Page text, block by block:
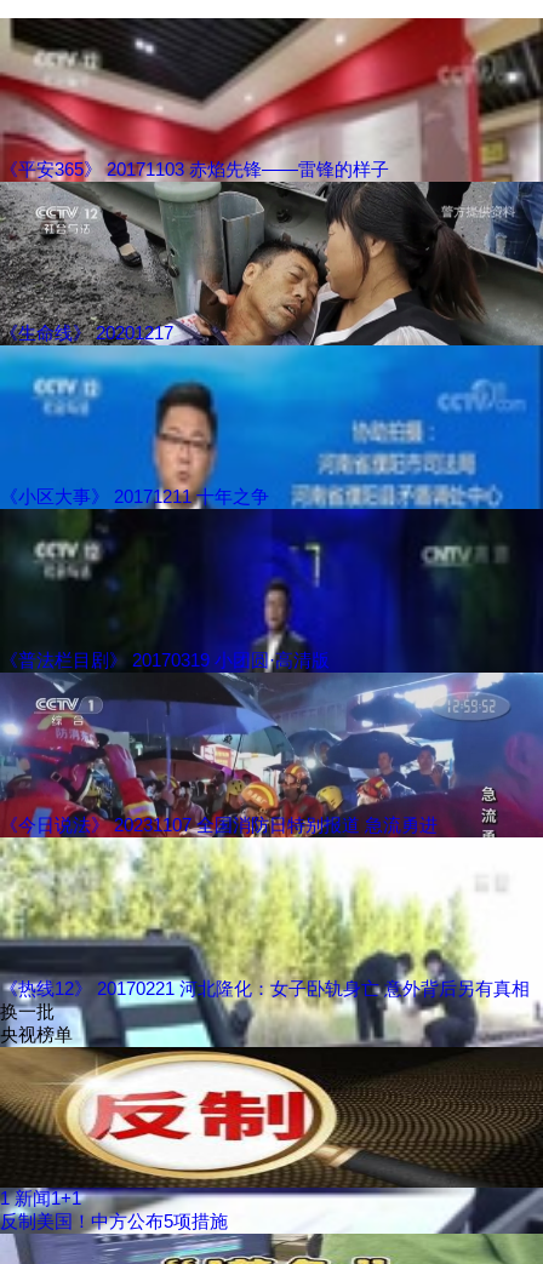
《平安365》 20171103 赤焰先锋——雷锋的样子
《生命线》 20201217
《小区大事》 20171211 十年之争
《普法栏目剧》 20170319 小团圆·高清版
《今日说法》 20231107 全国消防日特别报道 急流勇进
《热线12》 20170221 河北隆化：女子卧轨身亡 意外背后另有真相
换一批
央视榜单
1 新闻1+1
反制美国！中方公布5项措施